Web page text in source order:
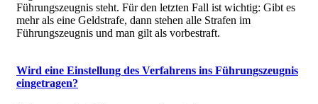
Führungszeugnis steht. Für den letzten Fall ist wichtig: Gibt es
mehr als eine Geldstrafe, dann stehen alle Strafen im
Führungszeugnis und man gilt als vorbestraft.
Wird eine Einstellung des Verfahrens ins Führungszeugnis
eingetragen?